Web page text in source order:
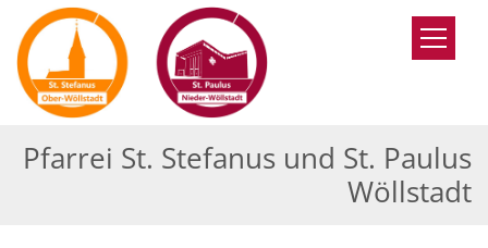
Zum Inhalt springen
Pfarrei St. Stefanus und St. Paulus
Wöllstadt